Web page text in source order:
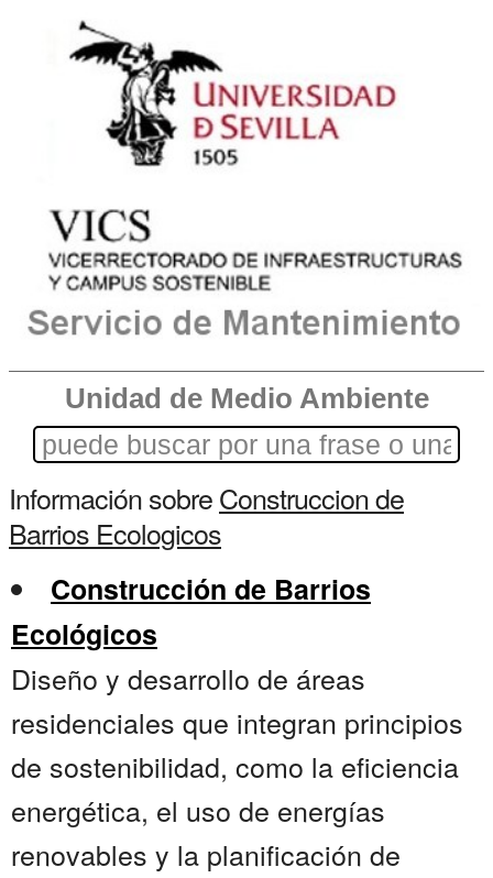
Unidad de Medio Ambiente
Información sobreConstruccion de
Barrios Ecologicos
Construcción de Barrios
Ecológicos
Diseño y desarrollo de áreas
residenciales que integran principios
de sostenibilidad, como la eficiencia
energética, el uso de energías
renovables y la planificación de